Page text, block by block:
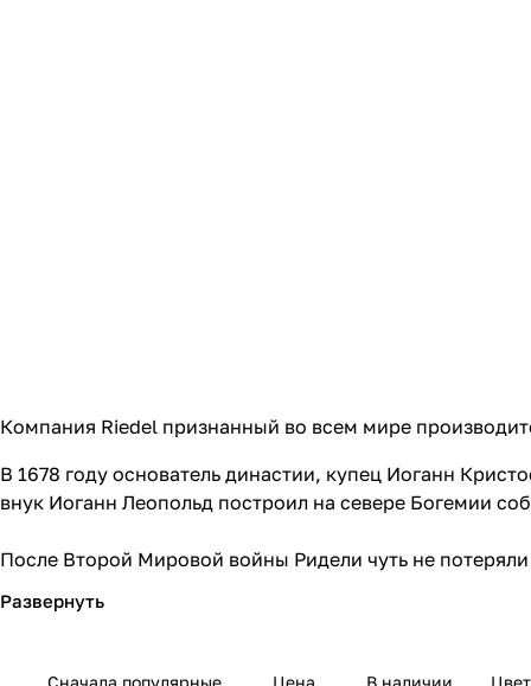
Компания Riedel признанный во всем мире
В 1678 году основатель династии, купец Иоганн
внук Иоганн Леопольд построил на севере Богемии
После Второй Мировой войны Ридели чуть не
стекольному ремеслу у его деда, Клаус Ридель смог
Сначала популярные Цена В наличии Цвет